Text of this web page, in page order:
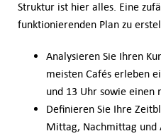
Struktur ist hier alles. Eine
funktionierenden Plan zu
Analysieren Sie Ihren
meisten Cafés erleben
und 13 Uhr sowie einen
Definieren Sie Ihre
Mittag, Nachmittag und